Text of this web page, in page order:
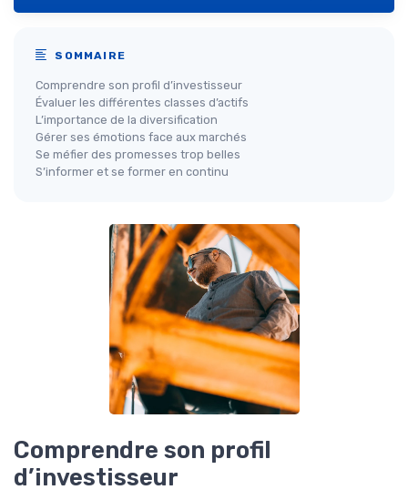
SOMMAIRE
Comprendre son profil d’investisseur
Évaluer les différentes classes d’actifs
L’importance de la diversification
Gérer ses émotions face aux marchés
Se méfier des promesses trop belles
S’informer et se former en continu
Comprendre son profil
d’investisseur